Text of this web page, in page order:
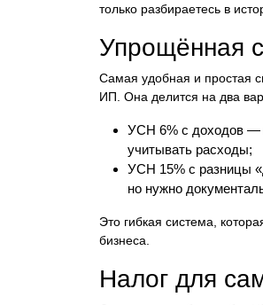
только разбираетесь в
Упрощённая
Самая удобная и простая
ИП. Она делится на два
УСН 6% с доходов —
учитывать расходы;
УСН 15% с разницы
но нужно
Это гибкая система,
бизнеса.
Налог для